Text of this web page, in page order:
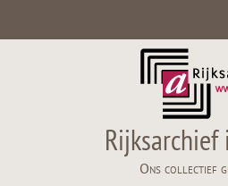
Ons collectief